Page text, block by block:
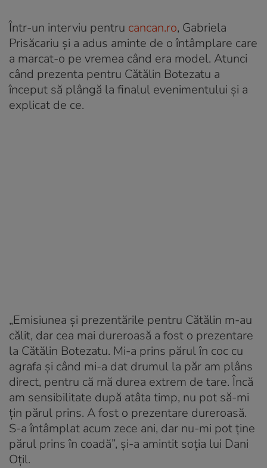
Într-un interviu pentru cancan.ro, Gabriela
Prisăcariu și a adus aminte de o întâmplare care
a marcat-o pe vremea când era model. Atunci
când prezenta pentru Cătălin Botezatu a
început să plângă la finalul evenimentului și a
explicat de ce.
„Emisiunea și prezentările pentru Cătălin m-au
călit, dar cea mai dureroasă a fost o prezentare
la Cătălin Botezatu. Mi-a prins părul în coc cu
agrafa și când mi-a dat drumul la păr am plâns
direct, pentru că mă durea extrem de tare. Încă
am sensibilitate după atâta timp, nu pot să-mi
țin părul prins. A fost o prezentare dureroasă.
S-a întâmplat acum zece ani, dar nu-mi pot ține
părul prins în coadă”, și-a amintit soția lui Dani
Oțil.